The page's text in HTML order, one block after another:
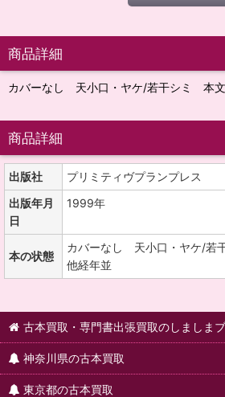
商品詳細
カバーなし 天小口・ヤケ/若干シミ 本
商品詳細
出版社
プリミティヴプランプレス
出版年月
日
1999年
本の状態
カバーなし 天小口・ヤケ/
他経年並
古本買取・専門書出張買取のしましま
神奈川県の古本買取
東京都の古本買取